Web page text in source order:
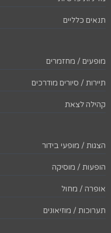
תנאים כלליים
מופעים / מחזמרים
תיירות / סיורים מודרכים
קהילה לצאת
הצגות / מופעי בידור
הופעות / מוסיקה
אופרה / מחול
תערוכות / מוזיאונים